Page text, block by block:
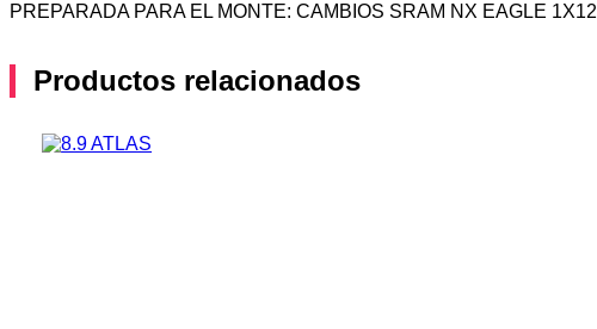
PREPARADA PARA EL MONTE: CAMBIOS SRAM NX EAGLE 1X12
Productos relacionados